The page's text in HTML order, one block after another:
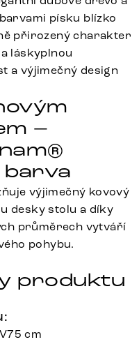
písku blízko
přirozený charakter
láskyplnou
a výjimečný design
–
barva
výjimečný kovový
desky stolu a díky
průměrech vytváří
pohybu.
produktu
cm